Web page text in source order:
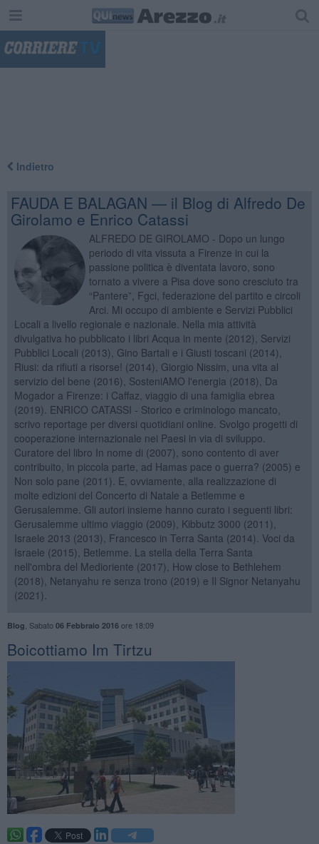
Indietro
FAUDA E BALAGAN — il Blog di Alfredo De
Girolamo e Enrico Catassi
ALFREDO DE GIROLAMO - Dopo un lungo
periodo di vita vissuta a Firenze in cui la
passione politica è diventata lavoro, sono
tornato a vivere a Pisa dove sono cresciuto tra
“Pantere”, Fgci, federazione del partito e circoli
Arci. Mi occupo di ambiente e Servizi Pubblici
Locali a livello regionale e nazionale. Nella mia attività
divulgativa ho pubblicato i libri Acqua in mente (2012), Servizi
Pubblici Locali (2013), Gino Bartali e i Giusti toscani (2014),
Riusi: da rifiuti a risorse! (2014), Giorgio Nissim, una vita al
servizio del bene (2016), SosteniAMO l'energia (2018), Da
Mogador a Firenze: i Caffaz, viaggio di una famiglia ebrea
(2019). ENRICO CATASSI - Storico e criminologo mancato,
scrivo reportage per diversi quotidiani online. Svolgo progetti di
cooperazione internazionale nei Paesi in via di sviluppo.
Curatore del libro In nome di (2007), sono contento di aver
contribuito, in piccola parte, ad Hamas pace o guerra? (2005) e
Non solo pane (2011). E, ovviamente, alla realizzazione di
molte edizioni del Concerto di Natale a Betlemme e
Gerusalemme. Gli autori insieme hanno curato i seguenti libri:
Gerusalemme ultimo viaggio (2009), Kibbutz 3000 (2011),
Israele 2013 (2013), Francesco in Terra Santa (2014). Voci da
Israele (2015), Betlemme. La stella della Terra Santa
nell'ombra del Medioriente (2017), How close to Bethlehem
(2018), Netanyahu re senza trono (2019) e Il Signor Netanyahu
(2021).
Blog Sabato 06 Febbraio 2016ore 18:09
Boicottiamo Im Tirtzu